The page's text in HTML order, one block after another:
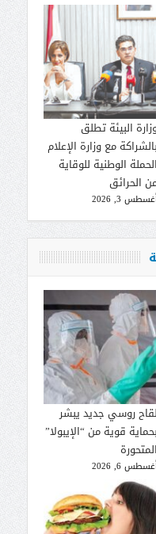
البيئة تطلق
بالشراكة مع وزارة الإعلام
الحملة الوطنية للوقاية
الحرائق
3, 2026
لقاح روسي جديد يبشر
بحماية قوية من “الإيبولا”
المتحورة
6, 2026